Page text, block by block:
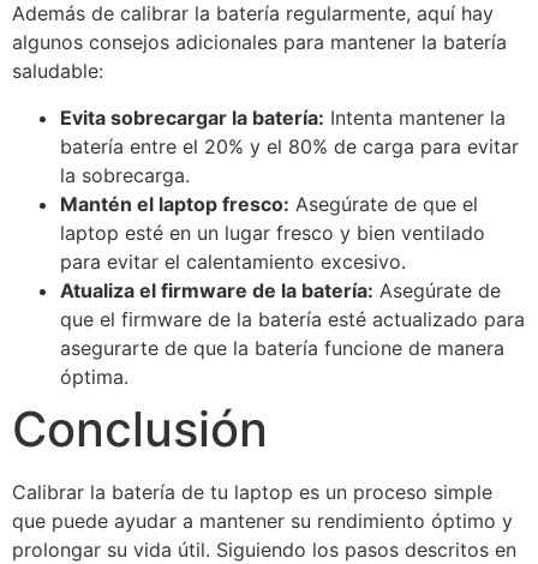
Además de calibrar la batería regularmente, aquí hay
algunos consejos adicionales para mantener la batería
saludable:
Evita sobrecargar la batería: Intenta mantener la
batería entre el 20% y el 80% de carga para evitar
la sobrecarga.
Mantén el laptop fresco: Asegúrate de que el
laptop esté en un lugar fresco y bien ventilado
para evitar el calentamiento excesivo.
Atualiza el firmware de la batería: Asegúrate de
que el firmware de la batería esté actualizado para
asegurarte de que la batería funcione de manera
óptima.
Conclusión
Calibrar la batería de tu laptop es un proceso simple
que puede ayudar a mantener su rendimiento óptimo y
prolongar su vida útil. Siguiendo los pasos descritos en